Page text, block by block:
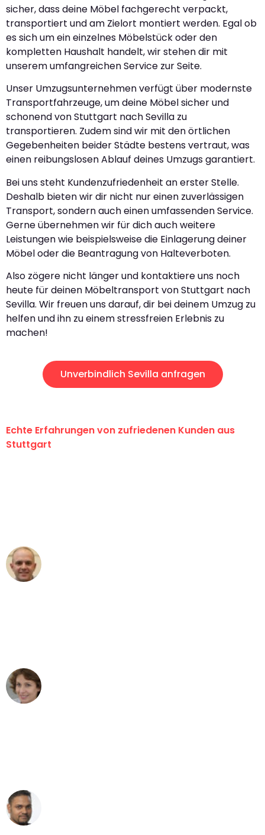
sicher, dass deine Möbel fachgerecht verpackt,
transportiert und am Zielort montiert werden. Egal ob
es sich um ein einzelnes Möbelstück oder den
kompletten Haushalt handelt, wir stehen dir mit
unserem umfangreichen Service zur Seite.
Unser Umzugsunternehmen verfügt über modernste
Transportfahrzeuge, um deine Möbel sicher und
schonend von Stuttgart nach Sevilla zu
transportieren. Zudem sind wir mit den örtlichen
Gegebenheiten beider Städte bestens vertraut, was
einen reibungslosen Ablauf deines Umzugs garantiert.
Bei uns steht Kundenzufriedenheit an erster Stelle.
Deshalb bieten wir dir nicht nur einen zuverlässigen
Transport, sondern auch einen umfassenden Service.
Gerne übernehmen wir für dich auch weitere
Leistungen wie beispielsweise die Einlagerung deiner
Möbel oder die Beantragung von Halteverboten.
Also zögere nicht länger und kontaktiere uns noch
heute für deinen Möbeltransport von Stuttgart nach
Sevilla. Wir freuen uns darauf, dir bei deinem Umzug zu
helfen und ihn zu einem stressfreien Erlebnis zu
machen!
Unverbindlich Sevilla anfragen
Echte Erfahrungen von zufriedenen Kunden aus
Stuttgart